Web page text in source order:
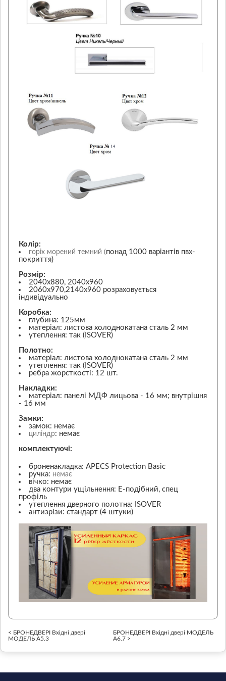
Колір:
горіх морений темний (понад 1000 варіантів пвх-
покриття)
Розмір:
2040х880, 2040х960
2060х970,2140х960 розраховується
індивідуально
Коробка:
глубина: 125мм
матеріал: листова холоднокатана сталь 2 мм
утеплення: так (ISOVER)
Полотно:
матеріал: листова холоднокатана сталь 2 мм
утеплення: так (ISOVER)
ребра жорсткості: 12 шт.
Накладки:
матеріал: панелі МДФ лицьова - 16 мм; внутрішня
- 16 мм
Замки:
замок: немає
циліндр: немає
комплектуючі:
броненакладка: APECS Protection Basic
ручка: немає
вічко: немає
два контури ущільнення: Е-подібний, спец
профіль
утеплення дверного полотна: ISOVER
антизрізи: стандарт (4 штуки)
< БРОНЕДВЕРІ Вхідні двері
МОДЕЛЬ А5.3
БРОНЕДВЕРІ Вхідні двері МОДЕЛЬ
А6.7 >